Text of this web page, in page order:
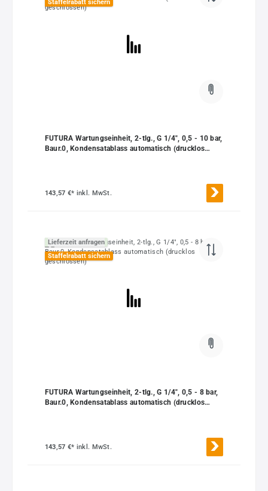
Staffelrabatt sichern
FUTURA Wartungseinheit, 2-tlg., G 1/4", 0,5 - 10 bar,
Baur.0, Kondensatablass automatisch (drucklos
143,57 €* inkl. MwSt.
Lieferzeit anfragen
Staffelrabatt sichern
FUTURA Wartungseinheit, 2-tlg., G 1/4", 0,5 - 8 bar,
Baur.0, Kondensatablass automatisch (drucklos
143,57 €* inkl. MwSt.